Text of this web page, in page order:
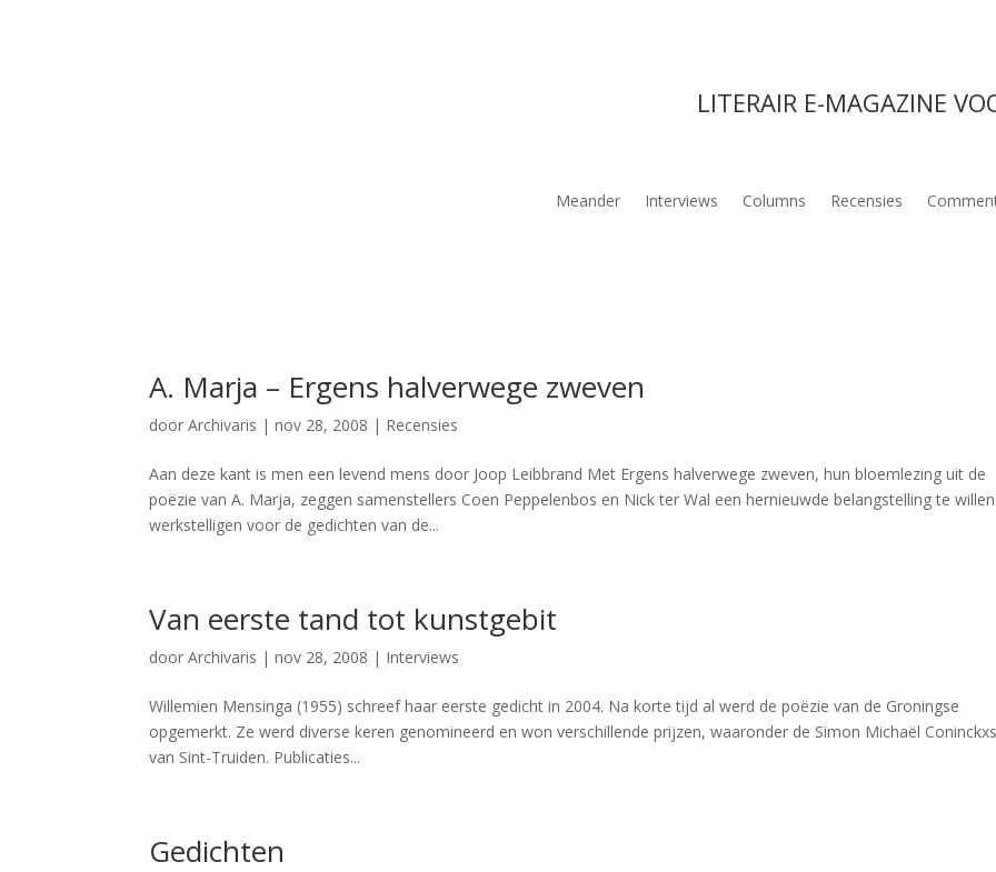
LITERAIR E-MAGAZINE
Meander Interviews Columns Recensies
A. Marja – Ergens halverwege zweven
doorArchivaris |nov 28, 2008 | Recensies
Aan deze kant is men een levend mens door Joop Leibbrand Met Ergens halverwege zweven, hun bloemlezing uit de
poëzie van A. Marja, zeggen samenstellers Coen Peppelenbos en Nick ter Wal een hernieuwde belangstelling te
werkstelligen voor de gedichten van de...
Van eerste tand tot kunstgebit
doorArchivaris |nov 28, 2008 | Interviews
Willemien Mensinga (1955) schreef haar eerste gedicht in 2004. Na korte tijd al werd de poëzie van de Groningse
opgemerkt. Ze werd diverse keren genomineerd en won verschillende prijzen, waaronder de Simon Michaël
van Sint-Truiden. Publicaties...
Gedichten